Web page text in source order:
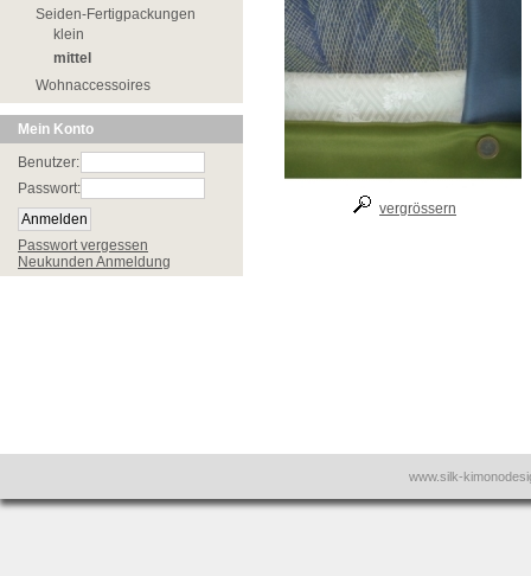
Seiden-Fertigpackungen
klein
mittel
Wohnaccessoires
Mein Konto
Benutzer:
Passwort:
Passwort vergessen
Neukunden Anmeldung
vergrössern
www.silk-